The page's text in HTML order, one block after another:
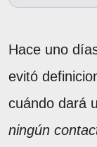
Hace uno
evitó
cuándo dará
ningún